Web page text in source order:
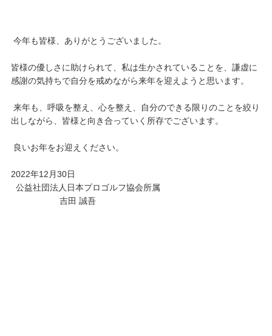
今年も皆様、ありがとうございました。
皆様の優しさに助けられて、私は生かされていることを、謙虚に
感謝の気持ちで自分を戒めながら来年を迎えようと思います。
来年も、呼吸を整え、心を整え、自分のできる限りのことを絞り
出しながら、皆様と向き合っていく所存でございます。
良いお年をお迎えください。
2022年12月30日
公益社団法人日本プロゴルフ協会所属
吉田 誠吾